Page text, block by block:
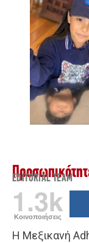
EDITORIAL TEAM
1.3k
Κοινοποιήσεις
Η Μεξικανή